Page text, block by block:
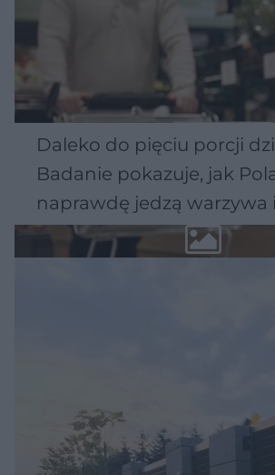
Daleko do pięciu porcji
Badanie pokazuje, jak
naprawdę jedzą warzywa